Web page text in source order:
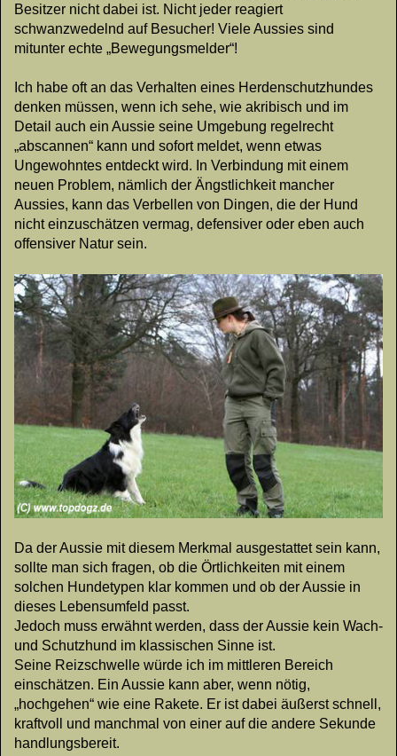
Besitzer nicht dabei ist. Nicht jeder reagiert
schwanzwedelnd auf Besucher! Viele Aussies sind
mitunter echte „Bewegungsmelder“!
Ich habe oft an das Verhalten eines Herdenschutzhundes
denken müssen, wenn ich sehe, wie akribisch und im
Detail auch ein Aussie seine Umgebung regelrecht
„abscannen“ kann und sofort meldet, wenn etwas
Ungewohntes entdeckt wird. In Verbindung mit einem
neuen Problem, nämlich der Ängstlichkeit mancher
Aussies, kann das Verbellen von Dingen, die der Hund
nicht einzuschätzen vermag, defensiver oder eben auch
offensiver Natur sein.
Da der Aussie mit diesem Merkmal ausgestattet sein kann,
sollte man sich fragen, ob die Örtlichkeiten mit einem
solchen Hundetypen klar kommen und ob der Aussie in
dieses Lebensumfeld passt.
Jedoch muss erwähnt werden, dass der Aussie kein Wach-
und Schutzhund im klassischen Sinne ist.
Seine Reizschwelle würde ich im mittleren Bereich
einschätzen. Ein Aussie kann aber, wenn nötig,
„hochgehen“ wie eine Rakete. Er ist dabei äußerst schnell,
kraftvoll und manchmal von einer auf die andere Sekunde
handlungsbereit.